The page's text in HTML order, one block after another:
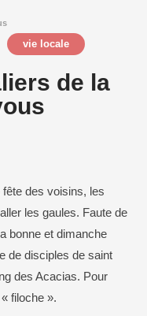
vie locale
de la
fête des voisins, les
les gaules. Faute de
bonne et dimanche
de disciples de saint
des Acacias. Pour
filoche ».